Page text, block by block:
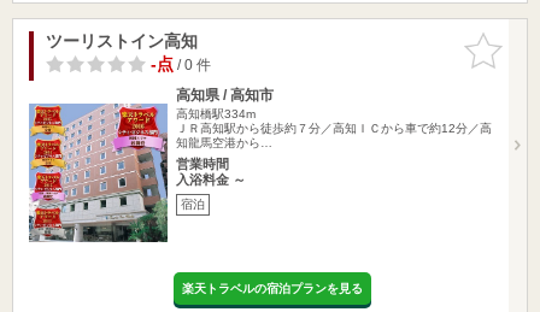
お気に入
りに追加
ツーリストイン高知
-点/ 0 件
高知県 / 高知市
高知橋駅334m
ＪＲ高知駅から徒歩約７分／高知ＩＣから車で約12分／高
知龍馬空港から…
営業時間
入浴料金 ～
宿泊
楽天トラベルの宿泊プランを見る